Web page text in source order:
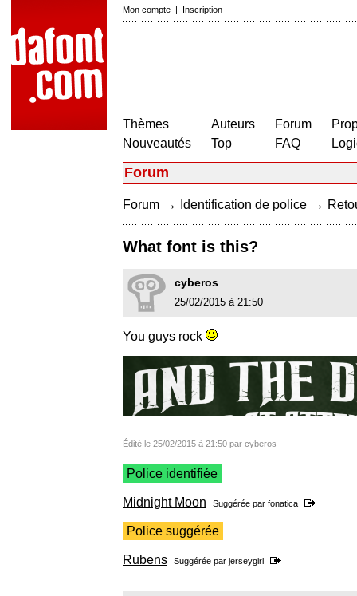
Mon compte | Inscription
Thèmes
Nouveautés
Auteurs
Top
Forum
FAQ
Forum
Forum → Identification de police →
What font is this?
cyberos
25/02/2015 à 21:50
You guys rock
Édité le 25/02/2015 à 21:50 par cyberos
Police identifiée
Midnight Moon Suggérée par fonatica
Police suggérée
Rubens Suggérée par jerseygirl